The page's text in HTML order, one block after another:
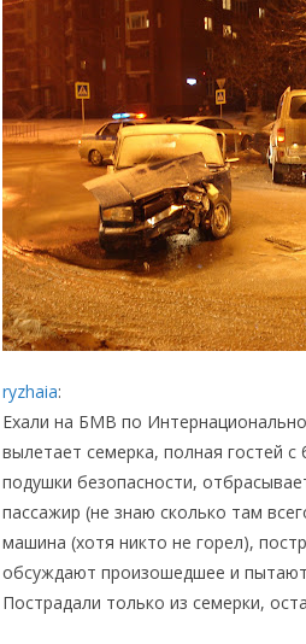
ryzhaia:
Ехали на БМВ по
вылетает семерка, полная гостей
подушки безопасности,
пассажир (не знаю сколько там
машина (хотя никто не горел),
обсуждают произошедшее и
Пострадали только из семерки,